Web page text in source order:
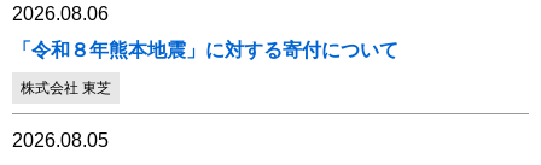
2026.08.06
「令和８年熊本地震」に対する寄付について
株式会社 東芝
2026.08.05